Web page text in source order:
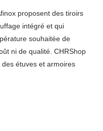
proposent des tiroirs
intégré et qui
souhaitée de
ni de qualité. CHRShop
des étuves et armoires